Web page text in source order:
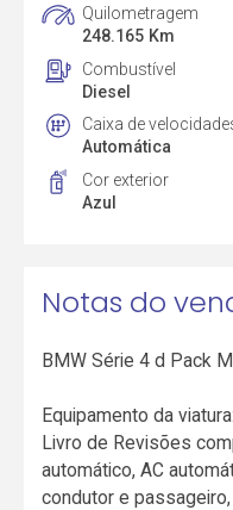
Quilometragem
248.165 Km
Combustível
Diesel
Caixa de
Automática
Cor exterior
Azul
Notas do
BMW Série 4 d Pack
Equipamento da viatura:
Livro de Revisões
automático, AC
condutor e